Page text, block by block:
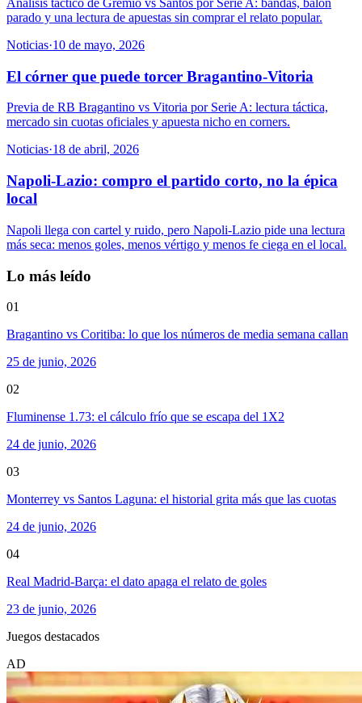
Análisis táctico de Gremio vs Santos por Serie A: bandas, balón
parado y una lectura de apuestas sin comprar el relato popular.
Noticias·10 de mayo, 2026
El córner que puede torcer Bragantino-Vitoria
Previa de RB Bragantino vs Vitoria por Serie A: lectura táctica,
mercado sin cuotas oficiales y apuesta nicho en corners.
Noticias·18 de abril, 2026
Napoli-Lazio: compro el partido corto, no la épica
local
Napoli llega con cartel y ruido, pero Napoli-Lazio pide una lectura
más seca: menos goles, menos vértigo y menos fe ciega en el local.
Lo más leído
01
Bragantino vs Coritiba: lo que los números de media semana callan
25 de junio, 2026
02
Fluminense 1.73: el cálculo frío que se escapa del 1X2
24 de junio, 2026
03
Monterrey vs Santos Laguna: el historial grita más que las cuotas
24 de junio, 2026
04
Real Madrid-Barça: el dato apaga el relato de goles
23 de junio, 2026
Juegos destacados
AD